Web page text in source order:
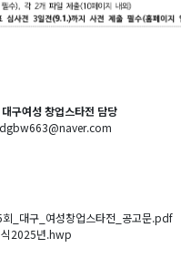
구여성 창업스타전 담당
_대구_여성창업스타전_공고문.pdf
2025년.hwp